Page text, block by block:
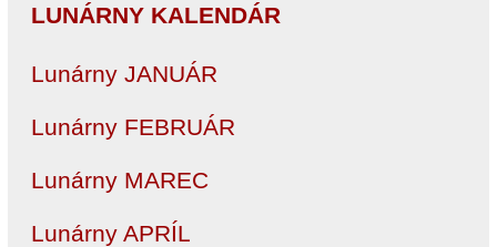
LUNÁRNY KALENDÁR
Lunárny JANUÁR
Lunárny FEBRUÁR
Lunárny MAREC
Lunárny APRÍL